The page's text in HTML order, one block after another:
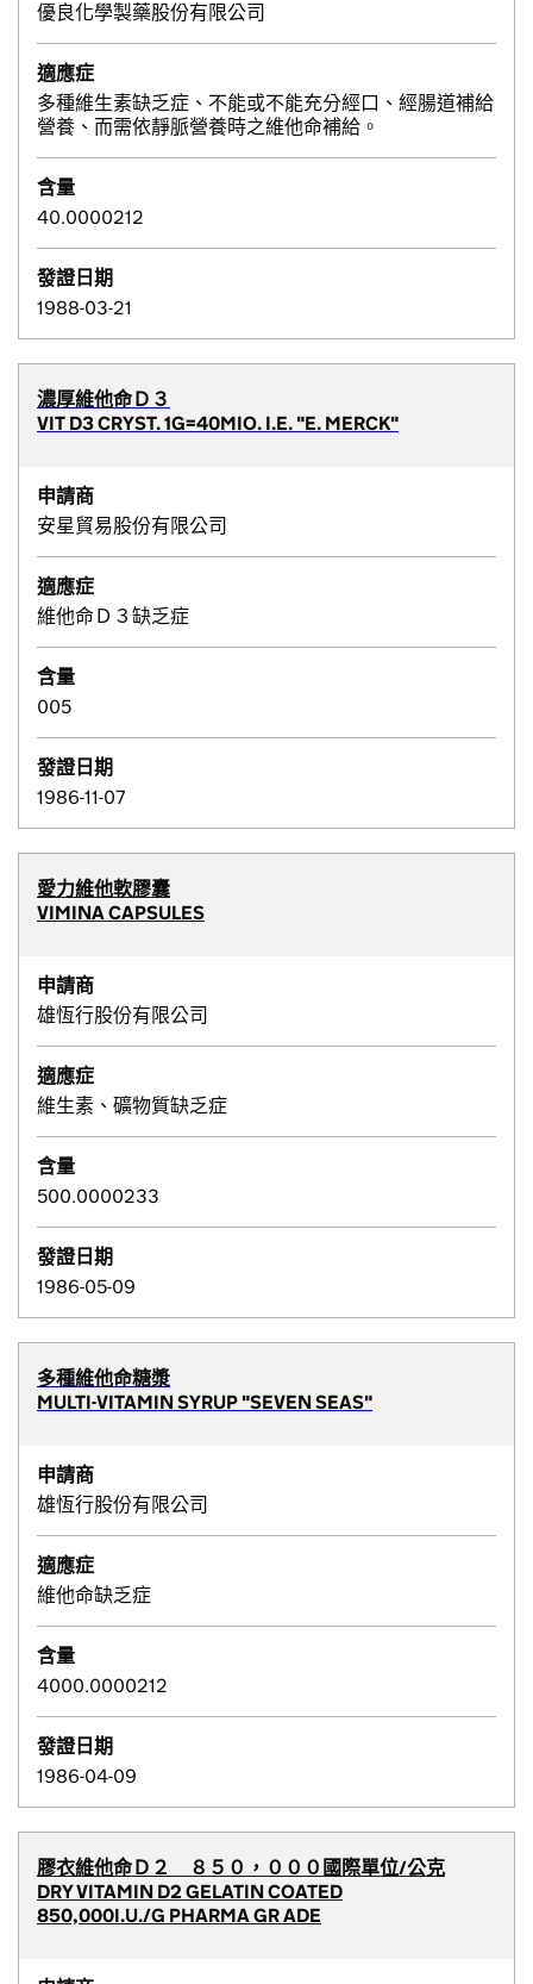
優良化學製藥股份有限公司
適應症
多種維生素缺乏症、不能或不能充分經口、經腸道補給
營養、而需依靜脈營養時之維他命補給。
含量
40.0000212
發證日期
1988-03-21
濃厚維他命Ｄ３
VIT D3 CRYST. 1G=40MIO. I.E. "E. MERCK"
申請商
安星貿易股份有限公司
適應症
維他命Ｄ３缺乏症
含量
005
發證日期
1986-11-07
愛力維他軟膠囊
VIMINA CAPSULES
申請商
雄恆行股份有限公司
適應症
維生素、礦物質缺乏症
含量
500.0000233
發證日期
1986-05-09
多種維他命糖漿
MULTI-VITAMIN SYRUP "SEVEN SEAS"
申請商
雄恆行股份有限公司
適應症
維他命缺乏症
含量
4000.0000212
發證日期
1986-04-09
膠衣維他命Ｄ２ ８５０，０００國際單位/公克
DRY VITAMIN D2 GELATIN COATED
850,000I.U./G PHARMA GR ADE